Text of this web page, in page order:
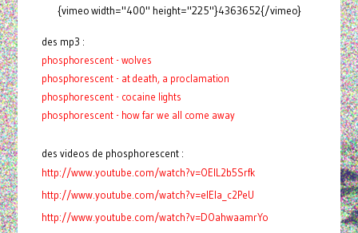
{vimeo width="400" height="225"}4363652{/vimeo}
des mp3 :
phosphorescent - wolves
phosphorescent - at death, a proclamation
phosphorescent - cocaine lights
phosphorescent - how far we all come away
des videos de phosphorescent :
http://www.youtube.com/watch?v=OElL2b5Srfk
http://www.youtube.com/watch?v=eIEIa_c2PeU
http://www.youtube.com/watch?v=DOahwaamrYo